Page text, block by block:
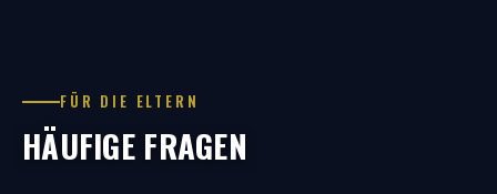
FÜR DIE ELTERN
HÄUFIGE FRAGEN